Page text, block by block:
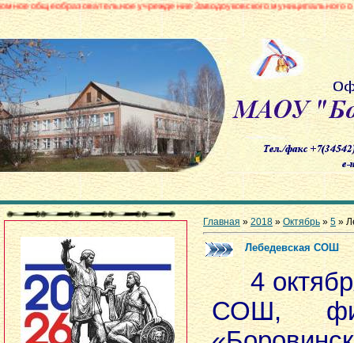
учреждение Заводоуковского муниципального округа
Главная »2018 » Октябрь » 5 »
Лебедевская СОШ
4
СОШ,